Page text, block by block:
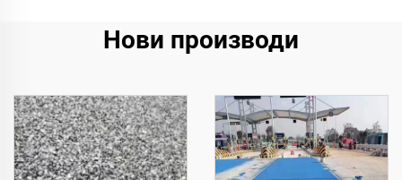
Нови производи